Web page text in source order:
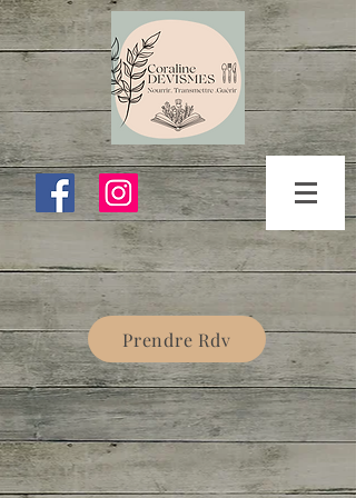
Prendre Rdv